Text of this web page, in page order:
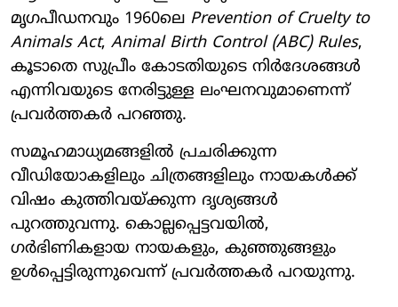
മൃഗപീഡനവും 1960ലെ Prevention of Cruelty to
Animals Act, Animal Birth Control (ABC) Rules,
കൂടാതെ സുപ്രീം കോടതിയുടെ നിർദേശങ്ങൾ
എന്നിവയുടെ നേരിട്ടുള്ള ലംഘനവുമാണെന്ന്
പ്രവർത്തകർ പറഞ്ഞു.
സമൂഹമാധ്യമങ്ങളിൽ പ്രചരിക്കുന്ന
വീഡിയോകളിലും ചിത്രങ്ങളിലും നായകൾക്ക്
വിഷം കുത്തിവയ്ക്കുന്ന ദൃശ്യങ്ങൾ
പുറത്തുവന്നു. കൊല്ലപ്പെട്ടവയിൽ,
ഗർഭിണികളായ നായകളും, കുഞ്ഞുങ്ങളും
ഉൾപ്പെട്ടിരുന്നുവെന്ന് പ്രവർത്തകർ പറയുന്നു.